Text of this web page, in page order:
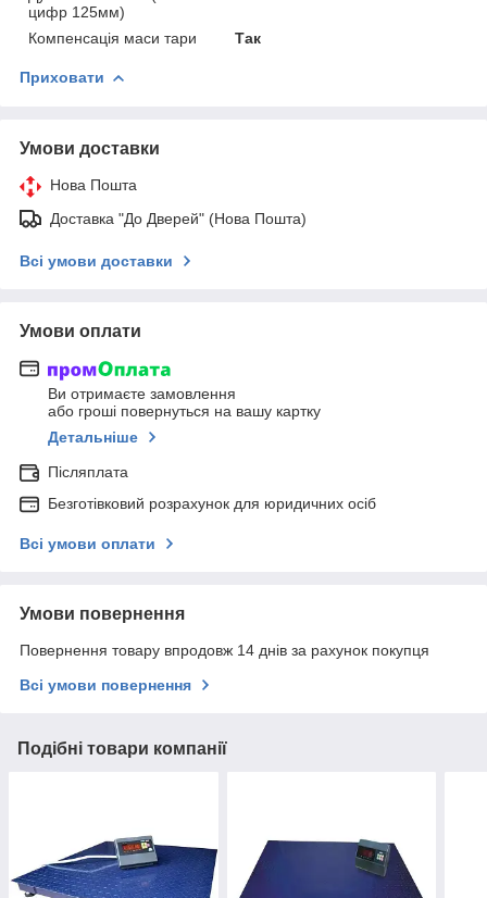
цифр 125мм)
Компенсація маси тари Так
Приховати
Умови доставки
Нова Пошта
Доставка "До Дверей" (Нова Пошта)
Всі умови доставки
Умови оплати
Ви отримаєте замовлення
або гроші повернуться на вашу картку
Детальніше
Післяплата
Безготівковий розрахунок для юридичних осіб
Всі умови оплати
Умови повернення
Повернення товару впродовж 14 днів за рахунок покупця
Всі умови повернення
Подібні товари компанії